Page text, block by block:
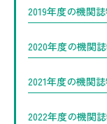
2019年度の機関
2020年度の機関
2021年度の機関
2022年度の機関